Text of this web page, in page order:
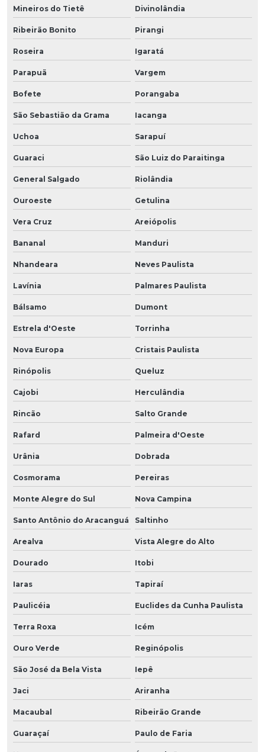
Mineiros do Tietê Divinolândia
Ribeirão Bonito Pirangi
Roseira Igaratá
Parapuã Vargem
Bofete Porangaba
São Sebastião da Grama Iacanga
Uchoa Sarapuí
Guaraci São Luiz do Paraitinga
General Salgado Riolândia
Ouroeste Getulina
Vera Cruz Areiópolis
Bananal Manduri
Nhandeara Neves Paulista
Lavínia Palmares Paulista
Bálsamo Dumont
Estrela d'Oeste Torrinha
Nova Europa Cristais Paulista
Rinópolis Queluz
Cajobi Herculândia
Rincão Salto Grande
Rafard Palmeira d'Oeste
Urânia Dobrada
Cosmorama Pereiras
Monte Alegre do Sul Nova Campina
Santo Antônio do Aracanguá Saltinho
Arealva Vista Alegre do Alto
Dourado Itobi
Iaras Tapiraí
Paulicéia Euclides da Cunha Paulista
Terra Roxa Icém
Ouro Verde Reginópolis
São José da Bela Vista Iepê
Jaci Ariranha
Macaubal Ribeirão Grande
Guaraçaí Paulo de Faria